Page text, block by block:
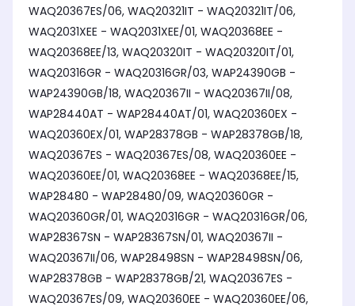
WAQ20367ES/06, WAQ20321IT - WAQ20321IT/06,
WAQ2031XEE - WAQ2031XEE/01, WAQ20368EE -
WAQ20368EE/13, WAQ20320IT - WAQ20320IT/01,
WAQ20316GR - WAQ20316GR/03, WAP24390GB -
WAP24390GB/18, WAQ20367II - WAQ20367II/08,
WAP28440AT - WAP28440AT/01, WAQ20360EX -
WAQ20360EX/01, WAP28378GB - WAP28378GB/18,
WAQ20367ES - WAQ20367ES/08, WAQ20360EE -
WAQ20360EE/01, WAQ20368EE - WAQ20368EE/15,
WAP28480 - WAP28480/09, WAQ20360GR -
WAQ20360GR/01, WAQ20316GR - WAQ20316GR/06,
WAP28367SN - WAP28367SN/01, WAQ20367II -
WAQ20367II/06, WAP28498SN - WAP28498SN/06,
WAP28378GB - WAP28378GB/21, WAQ20367ES -
WAQ20367ES/09, WAQ20360EE - WAQ20360EE/06,